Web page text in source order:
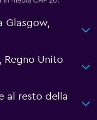
Glasgow,
Regno Unito
al resto della